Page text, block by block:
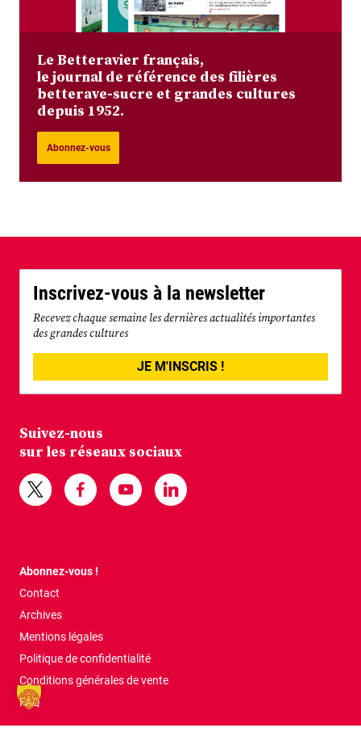
Le Betteravier français,
le journal de référence des filières
betterave-sucre et grandes cultures
depuis 1952.
Abonnez-vous
Inscrivez-vous à la newsletter
Recevez chaque semaine les dernières actualités importantes
des grandes cultures
JE M'INSCRIS !
Suivez-nous
sur les réseaux sociaux
Abonnez-vous !
Contact
Archives
Mentions légales
Politique de confidentialité
Conditions générales de vente
FAQ